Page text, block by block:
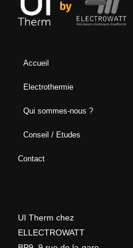
Accueil
Electrothermie
Qui sommes-nous ?
Conseil / Etudes
Contact
UI Therm chez
ELLECTROWATT